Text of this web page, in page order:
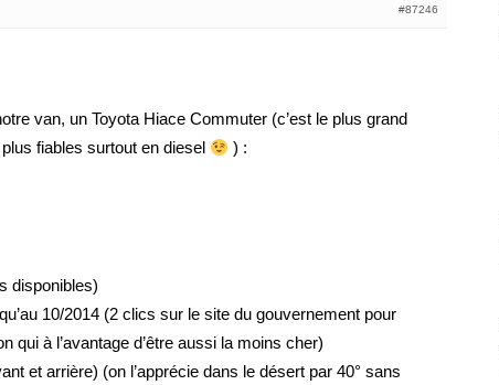
#87246
van, un Toyota Hiace Commuter (c’est le plus grand
fiables surtout en diesel
) :
disponibles)
10/2014 (2 clics sur le site du gouvernement pour
qui à l’avantage d’être aussi la moins cher)
et arrière) (on l’apprécie dans le désert par 40° sans